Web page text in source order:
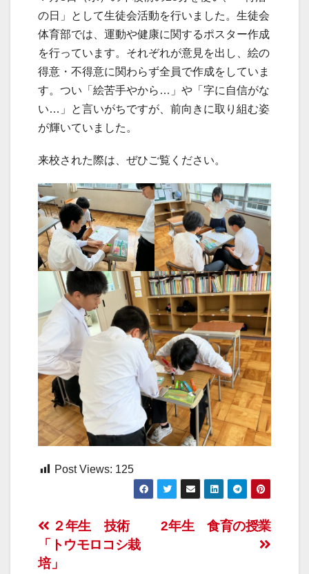
の日」として生徒会活動を行いました。生徒会
体育部では、運動や健康に関するポスター作成
を行っています。それぞれが意見を出し、絵の
得意・不得意に関わらず全員で作成をしていま
す。つい「絵苦手やから…」や「字に自信がな
い…」と言いがちですが、前向きに取り組む姿
が輝いていました。
来校された際は、ぜひご覧ください。
Post Views: 125
投
稿
2年生 食育の授業
２年生 技術
「トウモロコシ栽
培」